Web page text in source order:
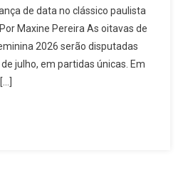
de data no clássico paulista
Maxine Pereira As oitavas de
2026 serão disputadas
julho, em partidas únicas. Em